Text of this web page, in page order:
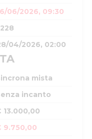
06/2026, 09:30
04/2026, 02:00
mista
incanto
13.000,00
9.750,00